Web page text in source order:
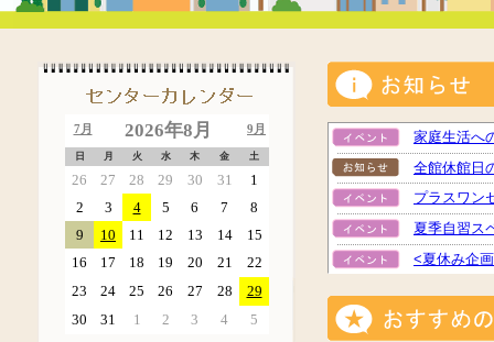
家庭生活へ
全館休館日
プラスワン
夏季自習ス
<夏休み企
7月 2026年8月 9月
日 月 火 水 木 金 土
26 27 28 29 30 31
1
2
3 4 5 6 7
8
9
10 11 12 13 14
15
16
17 18 19 20 21
22
23
24 25 26 27 28
29
30
31 1 2 3 4 5